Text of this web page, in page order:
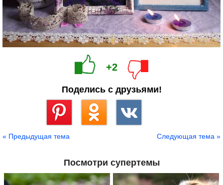
+2
Поделись с друзьями!
« Предыдущая тема Следующая тема »
Посмотри супертемы